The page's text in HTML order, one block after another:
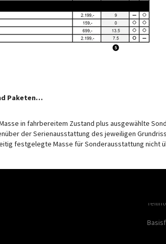
Erhöhung ergibt sich aus der höheren Nutzlast durch
B. 180 PS) abzuziehen.
finden Sie im Abschnitt "Gewichtsinformationen".
Paketen…
in fahrbereitem Zustand plus ausgewählte
der Serienausstattung des jeweiligen
festgelegte Masse für Sonderausstattung nicht